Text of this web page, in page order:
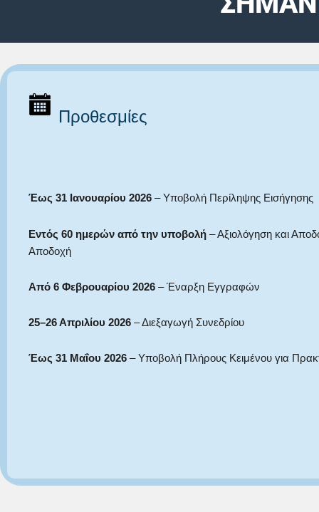
Προθεσμίες
Έως 31 Ιανουαρίου 2026 – Υποβολή Περίληψης Εισήγησης
Εντός 60 ημερών από την υποβολή – Αξιολόγηση και
Αποδοχή
Από 6 Φεβρουαρίου 2026 – Έναρξη Εγγραφών
25–26 Απριλίου 2026 – Διεξαγωγή Συνεδρίου
Έως 31 Μαΐου 2026 – Υποβολή Πλήρους Κειμένου για